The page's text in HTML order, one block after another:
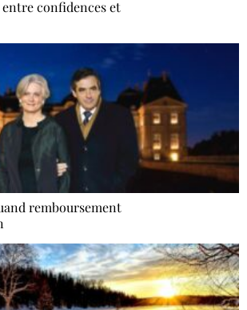
confidences et
remboursement